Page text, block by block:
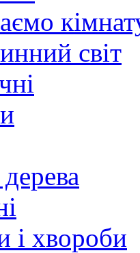
світ
і хвороби